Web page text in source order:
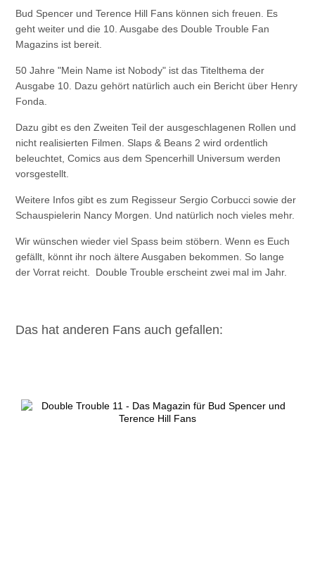
Bud Spencer und Terence Hill Fans können sich freuen. Es
geht weiter und die 10. Ausgabe des Double Trouble Fan
Magazins ist bereit.
50 Jahre "Mein Name ist Nobody" ist das Titelthema der
Ausgabe 10. Dazu gehört natürlich auch ein Bericht über Henry
Fonda.
Dazu gibt es den Zweiten Teil der ausgeschlagenen Rollen und
nicht realisierten Filmen. Slaps & Beans 2 wird ordentlich
beleuchtet, Comics aus dem Spencerhill Universum werden
vorsgestellt.
Weitere Infos gibt es zum Regisseur Sergio Corbucci sowie der
Schauspielerin Nancy Morgen. Und natürlich noch vieles mehr.
Wir wünschen wieder viel Spass beim stöbern. Wenn es Euch
gefällt, könnt ihr noch ältere Ausgaben bekommen. So lange
der Vorrat reicht. Double Trouble erscheint zwei mal im Jahr.
Das hat anderen Fans auch gefallen: